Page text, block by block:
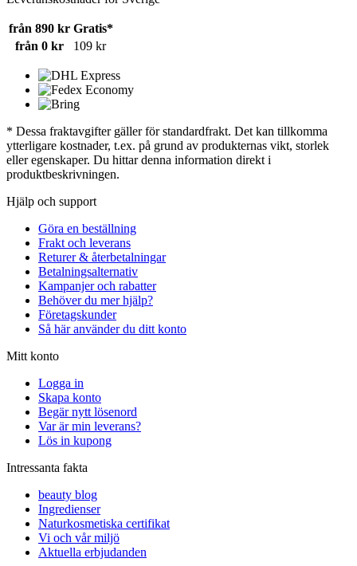
från 890 kr Gratis*
från 0 kr
109 kr
* Dessa fraktavgifter gäller för standardfrakt. Det kan tillkomma
ytterligare kostnader, t.ex. på grund av produkternas vikt, storlek
eller egenskaper. Du hittar denna information direkt i
produktbeskrivningen.
Hjälp och support
Göra en beställning
Frakt och leverans
Returer & återbetalningar
Betalningsalternativ
Kampanjer och rabatter
Behöver du mer hjälp?
Företagskunder
Så här använder du ditt konto
Mitt konto
Logga in
Skapa konto
Begär nytt lösenord
Var är min leverans?
Lös in kupong
Intressanta fakta
beauty blog
Ingredienser
Naturkosmetiska certifikat
Vi och vår miljö
Aktuella erbjudanden